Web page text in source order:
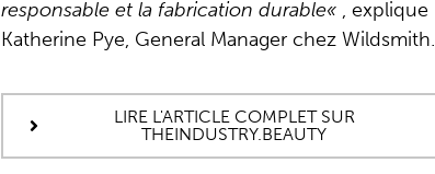
responsable et la fabrication durable« , explique
Katherine Pye, General Manager chez Wildsmith.
LIRE L'ARTICLE COMPLET SUR
THEINDUSTRY.BEAUTY